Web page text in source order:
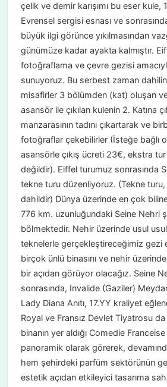
çelik ve demir karışımı bu eser kule,
Evrensel sergisi esnası ve
büyük ilgi görünce yıkılmasından
günümüze kadar ayakta kalmıştır.
fotoğraflama ve çevre gezisi
sunuyoruz. Bu serbest zaman
misafirler 3 bölümden (kat) oluşan
asansör ile çıkılan kulenin 2. Katına
manzarasının tadını çıkartarak ve
fotoğraflar çekebilirler (İsteğe bağlı
asansörle çıkış ücreti 23€, ekstra
değildir). Eiffel turumuz sonrasında
tekne turu düzenliyoruz. (Tekne
dahildir) Dünya üzerinde en çok
776 km. uzunluğundaki Seine Nehri
bölmektedir. Nehir üzerinde usul
teknelerle gerçekleştireceğimiz gezi
birçok ünlü binasını ve nehir
bir açıdan görüyor olacağız. Seine
sonrasında, Invalide (Gaziler)
Lady Diana Anıtı, 17.YY kraliyet
Royal ve Fransız Devlet Tiyatrosu
binanın yer aldığı Comedie Franceise
panoramik olarak görerek,
hem şehirdeki parfüm sektörünün
estetik açıdan etkileyici tasarıma